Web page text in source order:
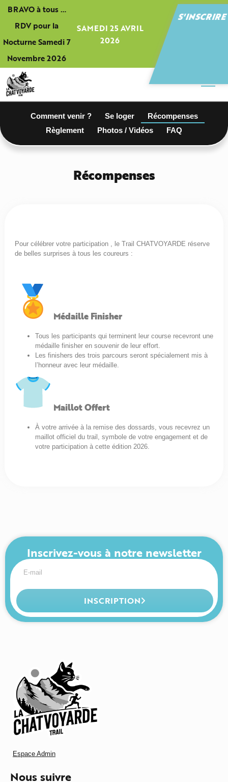
BRAVO à tous …
RDV pour la
Nocturne Samedi 7
Novembre 2026
SAMEDI 25 AVRIL
2026
S'INSCRIRE
Comment venir ? Se loger
Récompenses
Règlement
Photos / Vidéos FAQ
Récompenses
Pour célébrer votre participation , le Trail CHATVOYARDE réserve
de belles surprises à tous les coureurs :
Médaille Finisher
Tous les participants qui terminent leur course recevront une
médaille finisher en souvenir de leur effort.
Les finishers des trois parcours seront spécialement mis à
l’honneur avec leur médaille.
Maillot Offert
À votre arrivée à la remise des dossards, vous recevrez un
maillot officiel du trail, symbole de votre engagement et de
votre participation à cette édition 2026.
Inscrivez-vous à notre newsletter
INSCRIPTION
Espace Admin
Nous suivre
Panneau de gestion des cookies